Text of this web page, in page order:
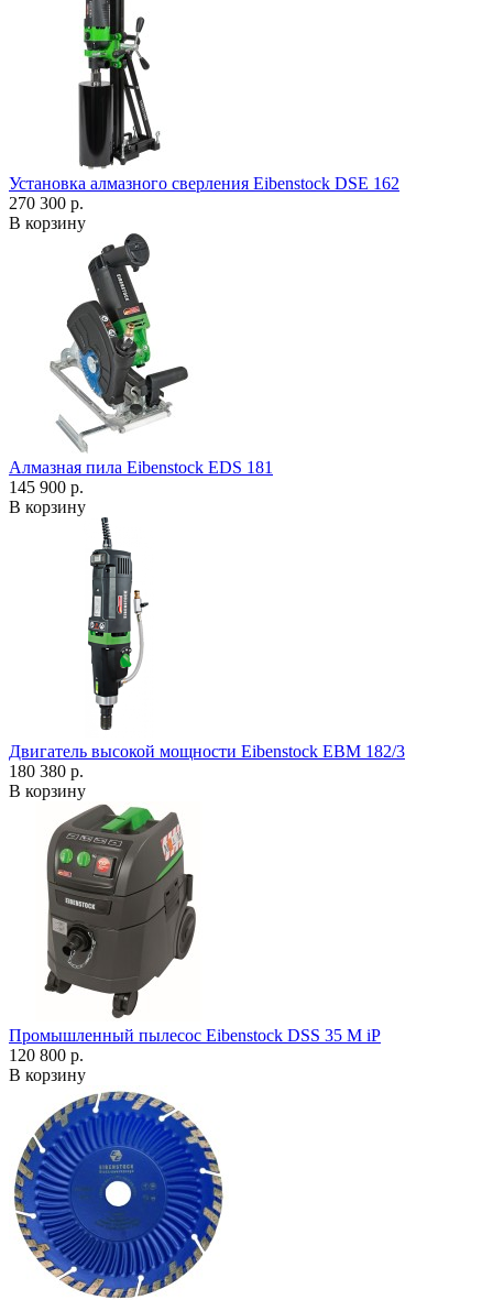
Установка алмазного сверления Eibenstock DSE 162
270 300 р.
В корзину
Алмазная пила Eibenstock EDS 181
145 900 р.
В корзину
Двигатель высокой мощности Eibenstock EBM 182/3
180 380 р.
В корзину
Промышленный пылесос Eibenstock DSS 35 M iP
120 800 р.
В корзину